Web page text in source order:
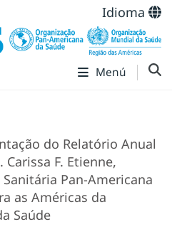
Idioma
Menú
do Relatório Anual
F. Etienne,
Pan-Americana
as Américas da
Saúde